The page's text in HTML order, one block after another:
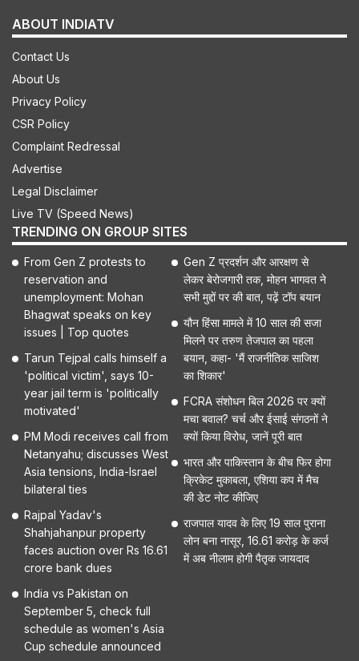
ABOUT INDIATV
Contact Us
About Us
Privacy Policy
CSR Policy
Complaint Redressal
Advertise
Legal Disclaimer
Live TV (Speed News)
TRENDING ON GROUP SITES
From Gen Z protests to
reservation and
unemployment: Mohan
Bhagwat speaks on key
issues | Top quotes
Tarun Tejpal calls himself a
'political victim', says 10-
year jail term is 'politically
motivated'
PM Modi receives call from
Netanyahu; discusses West
Asia tensions, India-Israel
bilateral ties
Rajpal Yadav's
Shahjahanpur property
faces auction over Rs 16.61
crore bank dues
India vs Pakistan on
September 5, check full
schedule as women's Asia
Cup schedule announced
Gen Z प्रदर्शन और आरक्षण से
लेकर बेरोजगारी तक, मोहन भागवत ने
सभी मुद्दों पर की बात, पढ़ें टॉप बयान
यौन हिंसा मामले में 10 साल की सजा
मिलने पर तरुण तेजपाल का पहला
बयान, कहा- 'मैं राजनीतिक साजिश
का शिकार'
FCRA संशोधन बिल 2026 पर क्यों
मचा बवाल? चर्च और ईसाई संगठनों ने
क्यों किया विरोध, जानें पूरी बात
भारत और पाकिस्तान के बीच फिर होगा
क्रिकेट मुकाबला, एशिया कप में मैच
की डेट नोट कीजिए
राजपाल यादव के लिए 19 साल पुराना
लोन बना नासूर, 16.61 करोड़ के कर्ज
में अब नीलाम होगी पैतृक जायदाद